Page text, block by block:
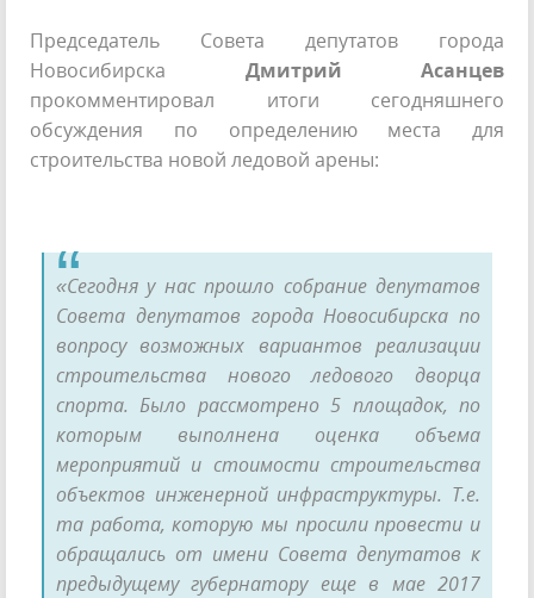
Председатель Совета депутатов города
Новосибирска Дмитрий Асанцев
прокомментировал итоги сегодняшнего
обсуждения по определению места для
строительства новой ледовой арены:
«Сегодня у нас прошло собрание депутатов
Совета депутатов города Новосибирска по
вопросу возможных вариантов реализации
строительства нового ледового дворца
спорта. Было рассмотрено 5 площадок, по
которым выполнена оценка объема
мероприятий и стоимости строительства
объектов инженерной инфраструктуры. Т.е.
та работа, которую мы просили провести и
обращались от имени Совета депутатов к
предыдущему губернатору еще в мае 2017